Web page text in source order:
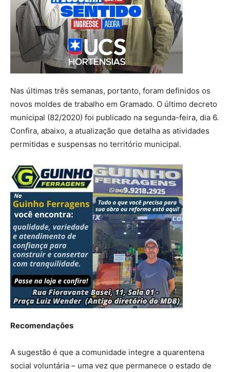
Nas últimas três semanas, portanto, foram definidos os
novos moldes de trabalho em Gramado. O último decreto
municipal (82/2020) foi publicado na segunda-feira, dia 6.
Confira, abaixo, a atualização que detalha as atividades
permitidas e suspensas no território municipal.
Recomendações
A sugestão é que a comunidade integre a quarentena
social voluntária – uma vez que permanece o estado de